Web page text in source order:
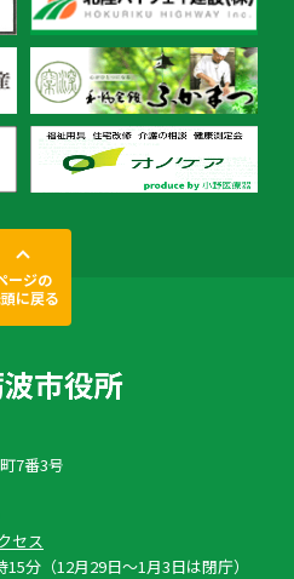
ージの
に戻る
7番3号
セス
分（12月29日〜1月3日は閉庁）